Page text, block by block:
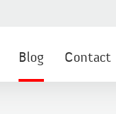
Blog Contact